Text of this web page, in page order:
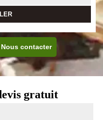
Nous contacter
gratuit